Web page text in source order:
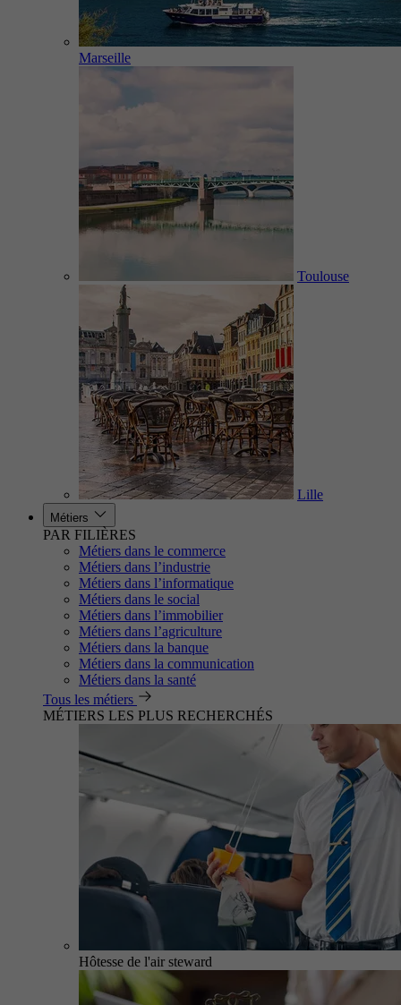
Marseille
Toulouse
Lille
Métiers
PAR FILIÈRES
Métiers dans le commerce
Métiers dans l’industrie
Métiers dans l’informatique
Métiers dans le social
Métiers dans l’immobilier
Métiers dans l’agriculture
Métiers dans la banque
Métiers dans la communication
Métiers dans la santé
Tous les métiers
MÉTIERS LES PLUS RECHERCHÉS
Hôtesse de l'air steward